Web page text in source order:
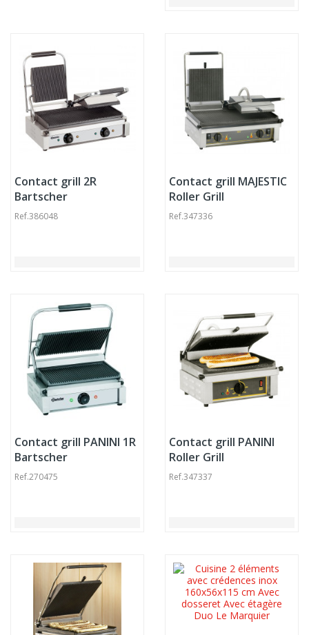
Contact grill 2R
Bartscher
Ref.386048
Contact grill MAJESTIC
Roller Grill
Ref.347336
Contact grill PANINI 1R
Bartscher
Ref.270475
Contact grill PANINI
Roller Grill
Ref.347337